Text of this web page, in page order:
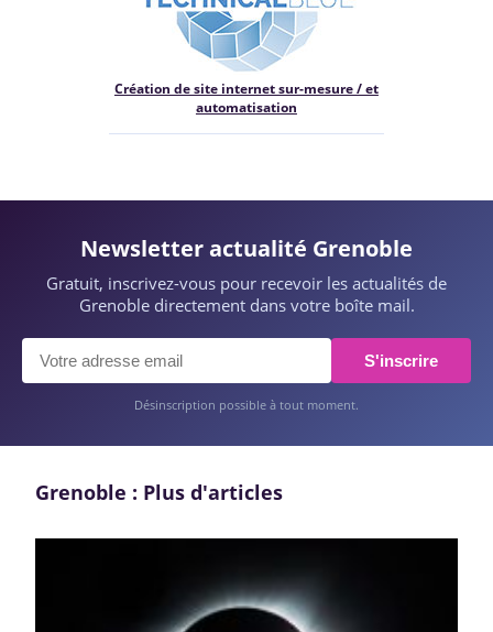
Création de site internet sur-mesure / et
automatisation
Newsletter actualité Grenoble
Gratuit, inscrivez-vous pour recevoir les actualités de
Grenoble directement dans votre boîte mail.
S'inscrire
Désinscription possible à tout moment.
Grenoble : Plus d'articles